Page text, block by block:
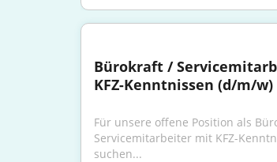
Bürokraft /
KFZ-Kenntnissen (d/m/w)
Für unsere offene Position als
Servicemitarbeiter mit KFZ-
suchen...